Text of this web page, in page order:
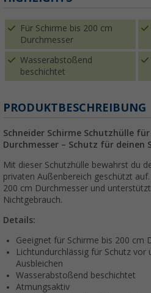
Für Schirme bis 200 cm
Durchmesser
Wasserabstoßend
beschichtet
PRODUKTBESCHREIBUNG
Schneider Schirme Schutzhülle
Durchmesser – Schutz für deinen
Mit dieser Schutzhülle bewahrst du
privaten Außenbereich geschützt
200 cm Durchmesser und
Nichtgebrauch.
Details:
Geeignet für Schirme bis 200 cm
Lichtundurchlässig für Schutz vor
Ausbleichen
Wasserabstoßend beschichtet
Atmungsaktiv